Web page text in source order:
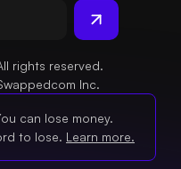
rights reserved.
Inc.
can lose money.
to lose. Learn more.